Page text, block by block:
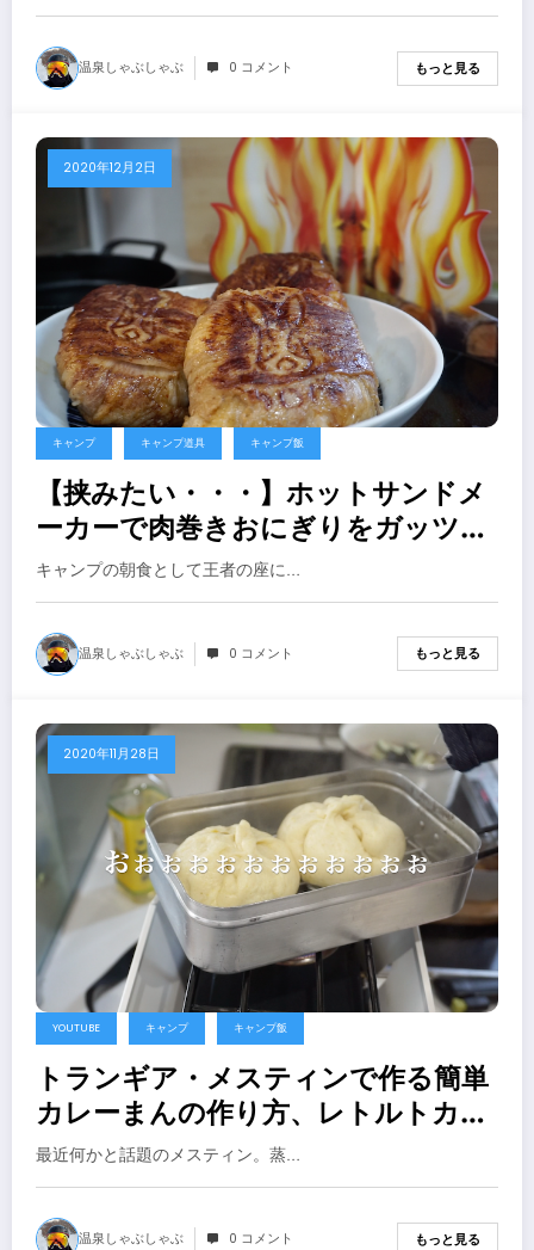
焼器炙りやで串焼きをしたら当然呑
むわな。串焼き６種、自分で作って
みました。
温泉しゃぶしゃぶ 0 コメント もっと見る
2020年12月2日
キャンプ キャンプ道具 キャンプ飯
【挟みたい・・・】ホットサンドメ
ーカーで肉巻きおにぎりをガッツリ
挟んでみたら素敵すぎた【キャンプ
飯の作り方】
キャンプの朝食として王者の座に…
温泉しゃぶしゃぶ 0 コメント もっと見る
2020年11月28日
YOUTUBE キャンプ キャンプ飯
トランギア・メスティンで作る簡単
カレーまんの作り方、レトルトカレ
ー使用【キャンプ飯、中華まん】
最近何かと話題のメスティン。蒸…
温泉しゃぶしゃぶ 0 コメント もっと見る